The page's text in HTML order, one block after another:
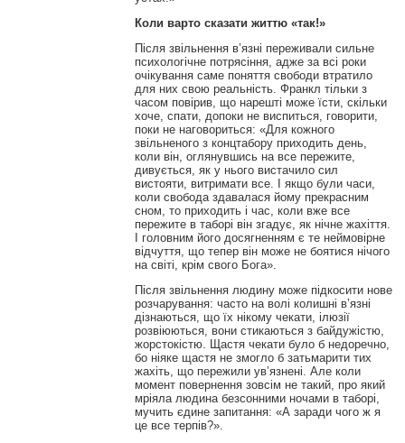
Коли варто сказати життю «так!»
Після звільнення в’язні переживали сильне
психологічне потрясіння, адже за всі роки
очікування саме поняття свободи втратило
для них свою реальність. Франкл тільки з
часом повірив, що нарешті може їсти, скільки
хоче, спати, допоки не виспиться, говорити,
поки не наговориться: «Для кожного
звільненого з концтабору приходить день,
коли він, оглянувшись на все пережите,
дивується, як у нього вистачило сил
вистояти, витримати все. І якщо були часи,
коли свобода здавалася йому прекрасним
сном, то приходить і час, коли вже все
пережите в таборі він згадує, як нічне жахіття.
І головним його досягненням є те неймовірне
відчуття, що тепер він може не боятися нічого
на світі, крім свого Бога».
Після звільнення людину може підкосити нове
розчарування: часто на волі колишні в’язні
дізнаються, що їх нікому чекати, ілюзії
розвіюються, вони стикаються з байдужістю,
жорстокістю. Щастя чекати було б недоречно,
бо ніяке щастя не змогло б затьмарити тих
жахіть, що пережили ув’язнені. Але коли
момент повернення зовсім не такий, про який
мріяла людина безсонними ночами в таборі,
мучить єдине запитання: «А заради чого ж я
це все терпів?».